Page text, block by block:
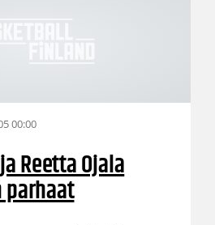
00:00
Reetta Ojala